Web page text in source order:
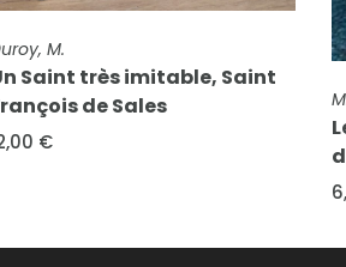
responsables catholiques
la collaboration rouge